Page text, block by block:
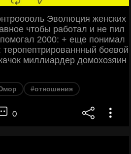
Эволюция женских
чтобы работал и не пил
2000: + еще понимал
боевой
миллиардер домохозяин
#отношения
0